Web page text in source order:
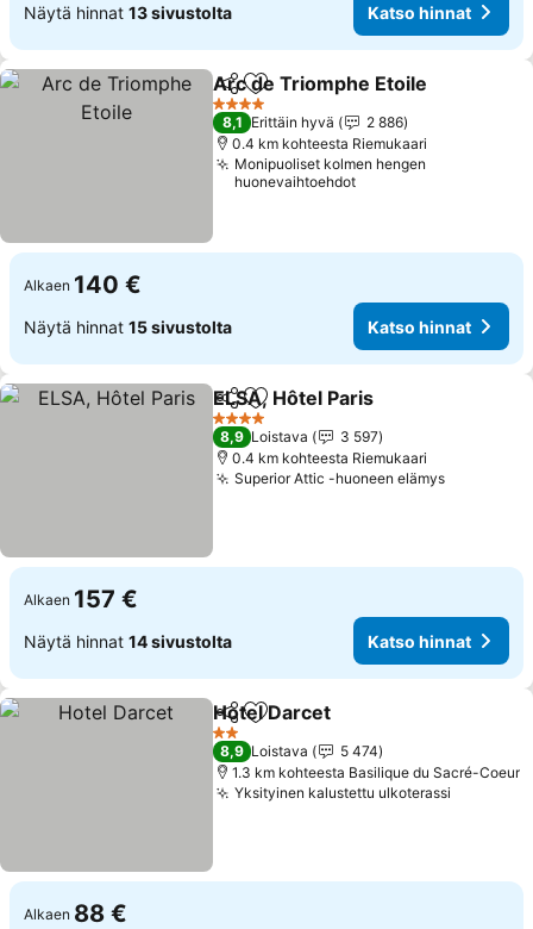
Näytä hinnat 13 sivustolta Katso hinnat
Jaa Lisää suosikkeihin
Arc de Triomphe Etoile
4 Tähtiluokitus
8,1 Erittäin hyvä
2 886
0.4 km kohteesta Riemukaari
Monipuoliset kolmen hengen
huonevaihtoehdot
Alkaen 140 €
Näytä hinnat 15 sivustolta Katso hinnat
Jaa Lisää suosikkeihin
ELSA, Hôtel Paris
4 Tähtiluokitus
8,9 Loistava
3 597
0.4 km kohteesta Riemukaari
Superior Attic -huoneen elämys
Alkaen 157 €
Näytä hinnat 14 sivustolta Katso hinnat
Jaa Lisää suosikkeihin
Hotel Darcet
2 Tähtiluokitus
8,9 Loistava
5 474
1.3 km kohteesta Basilique du Sacré-Coeur
Yksityinen kalustettu ulkoterassi
Alkaen 88 €